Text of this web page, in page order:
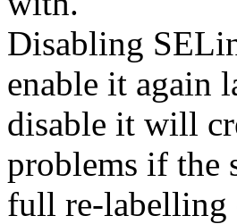
Disabling
enable it again
disable it will
problems if the
full re-labelling